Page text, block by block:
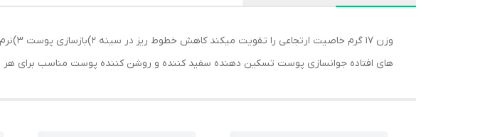
وزن
های افتاده جوانسازی پوست تسکین دهنده سفید کننده و روشن کننده پوست مناسب برای هر سایز